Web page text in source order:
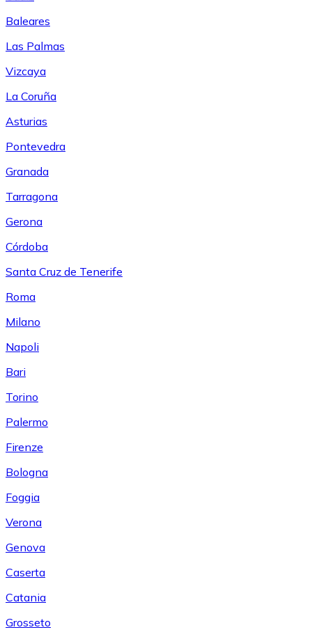
Baleares
Las Palmas
Vizcaya
La Coruña
Asturias
Pontevedra
Granada
Tarragona
Gerona
Córdoba
Santa Cruz de Tenerife
Roma
Milano
Napoli
Bari
Torino
Palermo
Firenze
Bologna
Foggia
Verona
Genova
Caserta
Catania
Grosseto